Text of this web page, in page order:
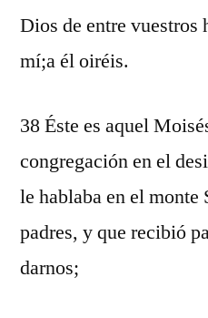
Dios de entre vuestros
mí;a él oiréis.
38 Éste es aquel
congregación en el
le hablaba en el monte
padres, y que recibió
darnos;